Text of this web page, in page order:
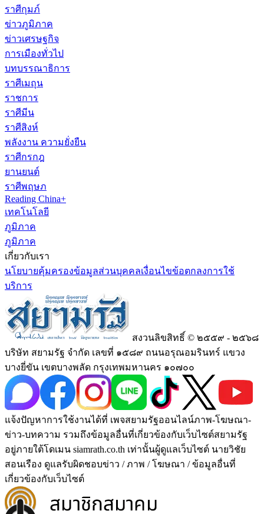
ราศีกุมภ์
ข่าวภูมิภาค
ข่าวเศรษฐกิจ
การเมืองทั่วไป
บทบรรณาธิการ
ราศีเมถุน
ราชการ
ราศีมีน
ราศีสิงห์
พลังงาน ความยั่งยืน
ราศีกรกฎ
ยานยนต์
ราศีพฤษภ
Reading China+
เทคโนโลยี
ภูมิภาค
ภูมิภาค
เกี่ยวกับเรา
นโยบายคุ้มครองข้อมูลส่วนบุคคลเงื่อนไขข้อตกลงการใช้
บริการ
สงวนลิขสิทธิ์ © ๒๕๕๙ - ๒๕๖๘
บริษัท สยามรัฐ จำกัด เลขที่ ๑๕๘๙ ถนนอรุณอมรินทร์ แขวง
บางยี่ขัน เขตบางพลัด กรุงเทพมหานคร ๑๐๗๐๐
แจ้งปัญหาการใช้งานได้ที่ เพจสยามรัฐออนไลน์ภาพ-โฆษณา-
ข่าว-บทความ รวมถึงข้อมูลอื่นที่เกี่ยวข้องกับเว็บไซต์สยามรัฐ
อยู่ภายใต้โดเมน siamrath.co.th เท่านั้นผู้ดูแลเว็บไซต์ นายวิชัย
สอนเรือง ดูแลรับผิดชอบข่าว / ภาพ / โฆษณา / ข้อมูลอื่นที่
เกี่ยวข้องกับเว็บไซต์